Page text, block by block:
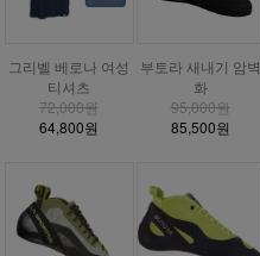
그리벨 베로나 여성
티셔츠
72,000원
64,800원
부토라 새내기 암벽
화
95,000원
85,500원